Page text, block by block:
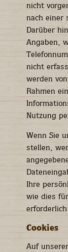
nicht
nach einer
Darüber
Angaben,
nicht
werden
Rahmen
Nutzung
Wenn Sie
stellen,
Ihre
wie dies
Cookies
Auf
ablehnen,
verschwinden
einige
Funktionen
von der
Website.
Marketing
Indem Sie uns
Interessen und
Verhalten beim
Besuch unserer
Website
erhöhen Sie die
personalisierte
Angebote zu
sehen.